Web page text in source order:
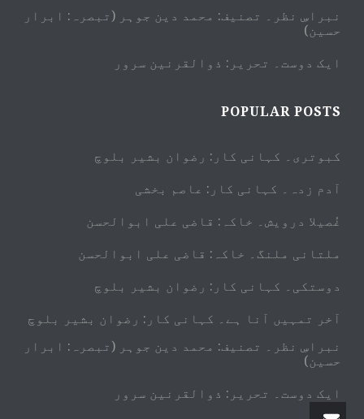
نبراسِ نظر۔ تصنیف: محمد دین جوہر (تبصرہ: ابرار
حسین)
ایک دوست۔ تحریر: ذوالقرنین سرور
POPULAR POSTS
کبوتری۔ کہانی کار: رضوان بشیر بلوچ
آدم زدہ۔ کہانی کار: عاصم بخشی
غُصیلا درویش۔ خاکہ: قاضی علی ابوالحسن
ملتانی ملنگ۔ خاکہ: قاضی علی ابوالحسن
دوستکی۔ کہانی کار: رضوان بشیر بلوچ
آخر تمہیں آنا ہے۔ کہانی کار: رضوان بشیر بلوچ
نبراسِ نظر۔ تصنیف: محمد دین جوہر (تبصرہ: ابرار
حسین)
ایک دوست۔ تحریر: ذوالقرنین سرور